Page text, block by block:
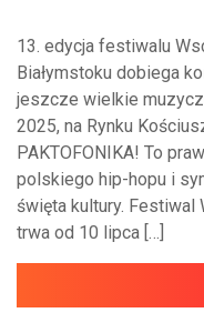
13. edycja festiwalu
Białymstoku dobiega
jeszcze wielkie
2025, na Rynku
PAKTOFONIKA! To
polskiego hip-hopu i
święta kultury. Festiwal
trwa od 10 lipca […]